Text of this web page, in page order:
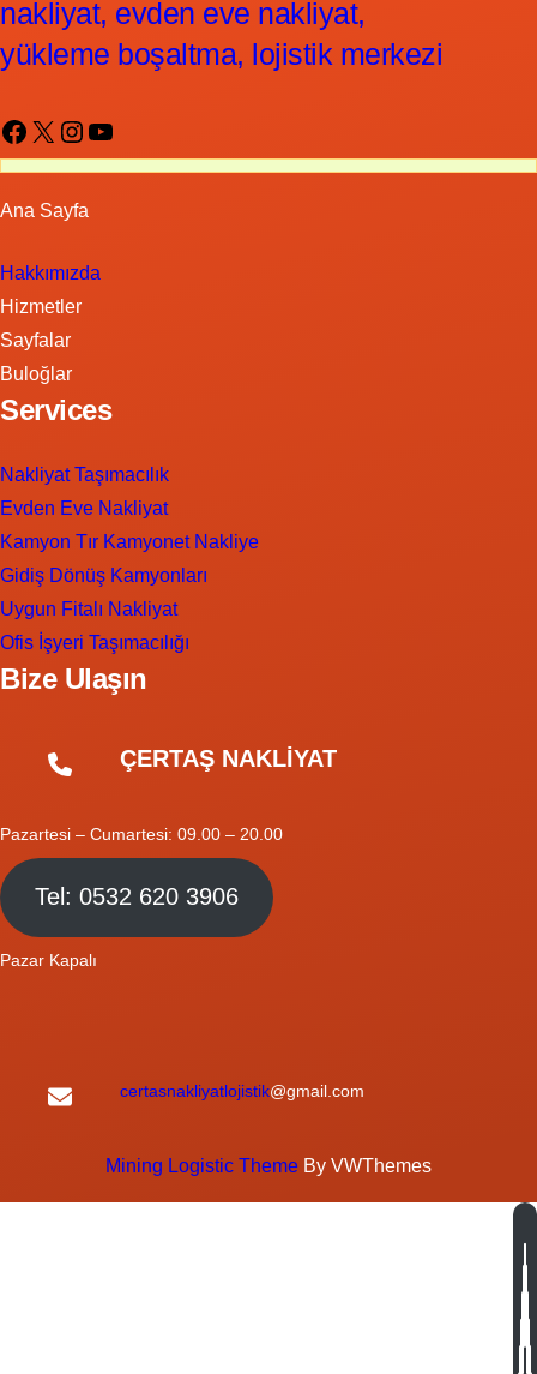
nakliyat, evden eve nakliyat,
yükleme boşaltma, lojistik merkezi
Facebook X Instagram YouTube
Ana Sayfa
Hakkımızda
Hizmetler
Sayfalar
Buloğlar
Services
Nakliyat Taşımacılık
Evden Eve Nakliyat
Kamyon Tır Kamyonet Nakliye
Gidiş Dönüş Kamyonları
Uygun Fitalı Nakliyat
Ofis İşyeri Taşımacılığı
Bize Ulaşın
ÇERTAŞ NAKLİYAT
Pazartesi – Cumartesi: 09.00 – 20.00
Tel: 0532 620 3906
Pazar Kapalı
certasnakliyatlojistik@gmail.com
Mining Logistic Theme By VWThemes